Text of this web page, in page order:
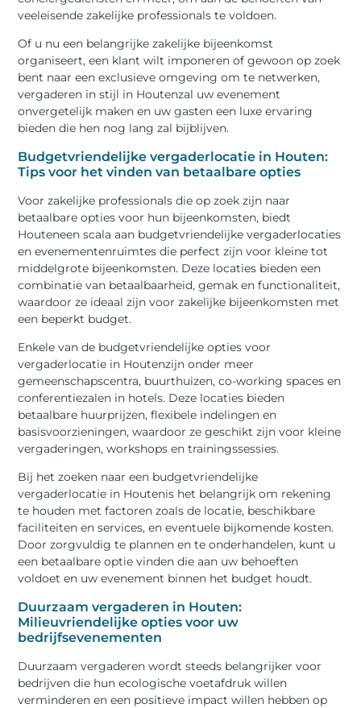
veeleisende zakelijke professionals te voldoen.
Of u nu een belangrijke zakelijke bijeenkomst
organiseert, een klant wilt imponeren of gewoon op zoek
bent naar een exclusieve omgeving om te netwerken,
vergaderen in stijl in Houtenzal uw evenement
onvergetelijk maken en uw gasten een luxe ervaring
bieden die hen nog lang zal bijblijven.
Budgetvriendelijke vergaderlocatie in Houten:
Tips voor het vinden van betaalbare opties
Voor zakelijke professionals die op zoek zijn naar
betaalbare opties voor hun bijeenkomsten, biedt
Houteneen scala aan budgetvriendelijke vergaderlocaties
en evenementenruimtes die perfect zijn voor kleine tot
middelgrote bijeenkomsten. Deze locaties bieden een
combinatie van betaalbaarheid, gemak en functionaliteit,
waardoor ze ideaal zijn voor zakelijke bijeenkomsten met
een beperkt budget.
Enkele van de budgetvriendelijke opties voor
vergaderlocatie in Houtenzijn onder meer
gemeenschapscentra, buurthuizen, co-working spaces en
conferentiezalen in hotels. Deze locaties bieden
betaalbare huurprijzen, flexibele indelingen en
basisvoorzieningen, waardoor ze geschikt zijn voor kleine
vergaderingen, workshops en trainingssessies.
Bij het zoeken naar een budgetvriendelijke
vergaderlocatie in Houtenis het belangrijk om rekening
te houden met factoren zoals de locatie, beschikbare
faciliteiten en services, en eventuele bijkomende kosten.
Door zorgvuldig te plannen en te onderhandelen, kunt u
een betaalbare optie vinden die aan uw behoeften
voldoet en uw evenement binnen het budget houdt.
Duurzaam vergaderen in Houten:
Milieuvriendelijke opties voor uw
bedrijfsevenementen
Duurzaam vergaderen wordt steeds belangrijker voor
bedrijven die hun ecologische voetafdruk willen
verminderen en een positieve impact willen hebben op